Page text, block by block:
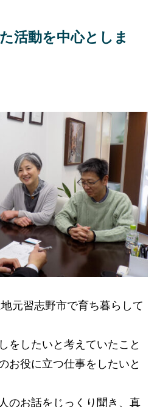
活動を中心としま
元習志野市で育ち暮らして
をしたいと考えていたこと
お役に立つ仕事をしたいと
のお話をじっくり聞き、真